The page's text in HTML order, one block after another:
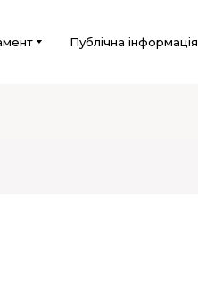
Публічна інформація